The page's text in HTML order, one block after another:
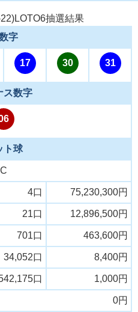
)LOTO6抽選結果
字
17 30 31
ス数字
ト球
C
4口 75,230,300円
21口 12,896,500円
701口 463,600円
34,052口 8,400円
口 1,000円
0円